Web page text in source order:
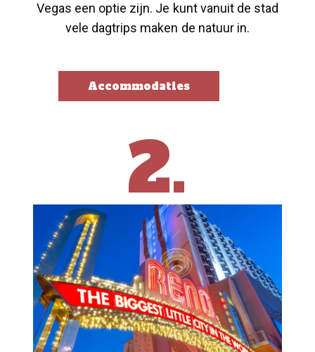
Vegas een optie zijn. Je kunt vanuit de stad
vele dagtrips maken de natuur in.
Accommodaties
2.